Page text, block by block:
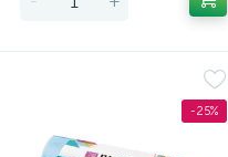
-25%